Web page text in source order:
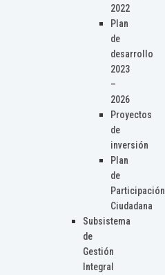
2022
Plan
de
desarrollo
2023
–
2026
Proyectos
de
inversión
Plan
de
Participación
Ciudadana
Subsistema
de
Gestión
Integral